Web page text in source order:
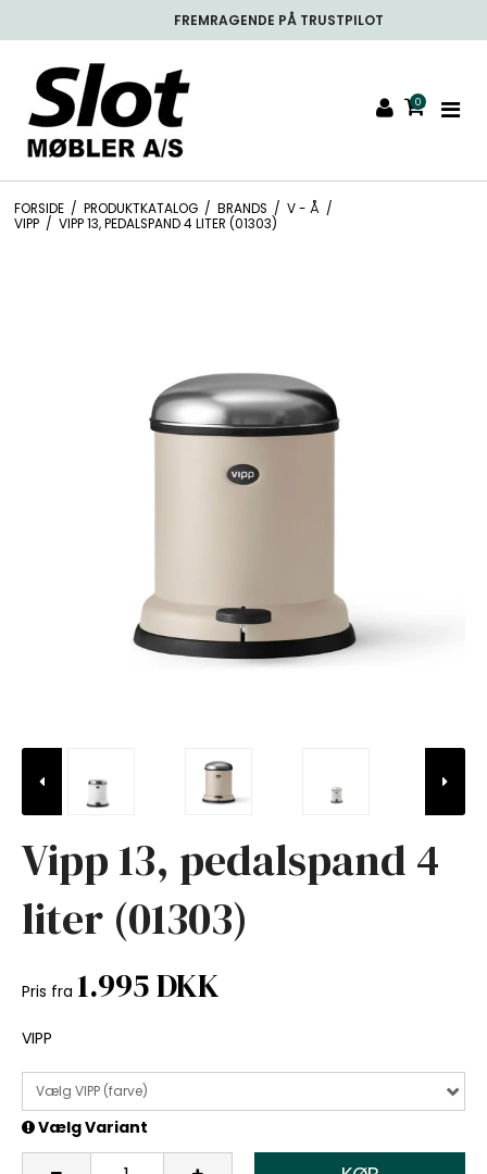
FREMRAGENDE PÅ TRUSTPILOT
0
FORSIDE / PRODUKTKATALOG / BRANDS / V - Å /
VIPP / VIPP 13, PEDALSPAND 4 LITER (01303)
Vipp 13, pedalspand 4
liter (01303)
Pris fra 1.995 DKK
VIPP
Vælg VIPP (farve)
Vælg Variant